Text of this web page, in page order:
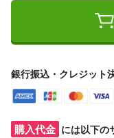
銀行振込・クレジット
購入代金 には以下の